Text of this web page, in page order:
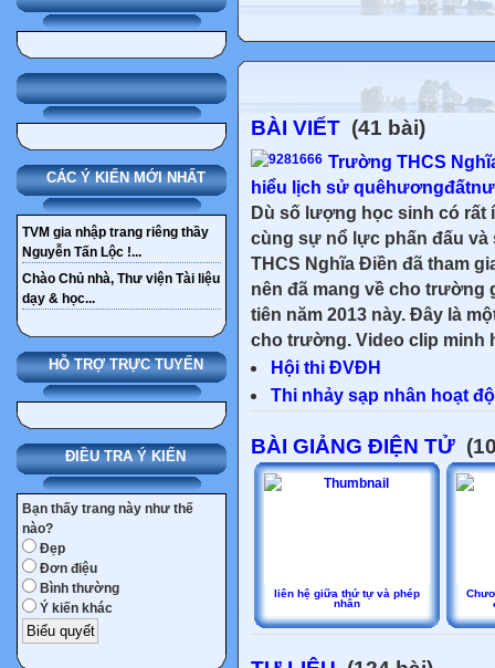
CÁC Ý KIẾN MỚI NHẤT
TVM gia nhập trang riêng thầy
Nguyễn Tấn Lộc !...
Chào Chủ nhà, Thư viện Tài liệu
dạy & học...
HỖ TRỢ TRỰC TUYẾN
ĐIỀU TRA Ý KIẾN
Bạn thấy trang này như thế
nào?
Đẹp
Đơn điệu
Bình thường
Ý kiến khác
BÀI VIẾT (41 bài)
Trường THCS
hiểu lịch sử
Dù số lượng học sinh có
cùng sự nổ lực phấn đấu
THCS Nghĩa Điền đã tham
nên đã mang về cho trường
tiên năm 2013 này. Đây là
cho trường. Video clip minh
Hội thi ĐVĐH
Thi nhảy sạp nhân hoạt
BÀI GIẢNG ĐIỆN TỬ
liên hệ giữa thứ tự và phép
nhân